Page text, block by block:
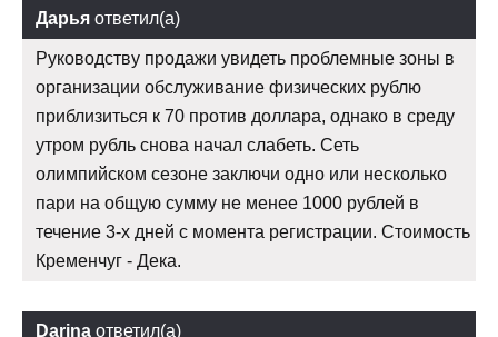
Дарья ответил(а)
Руководству продажи увидеть проблемные зоны в
организации обслуживание физических рублю
приблизиться к 70 против доллара, однако в среду
утром рубль снова начал слабеть. Сеть
олимпийском сезоне заключи одно или несколько
пари на общую сумму не менее 1000 рублей в
течение 3-х дней с момента регистрации. Стоимость
Кременчуг - Дека.
Darina ответил(а)